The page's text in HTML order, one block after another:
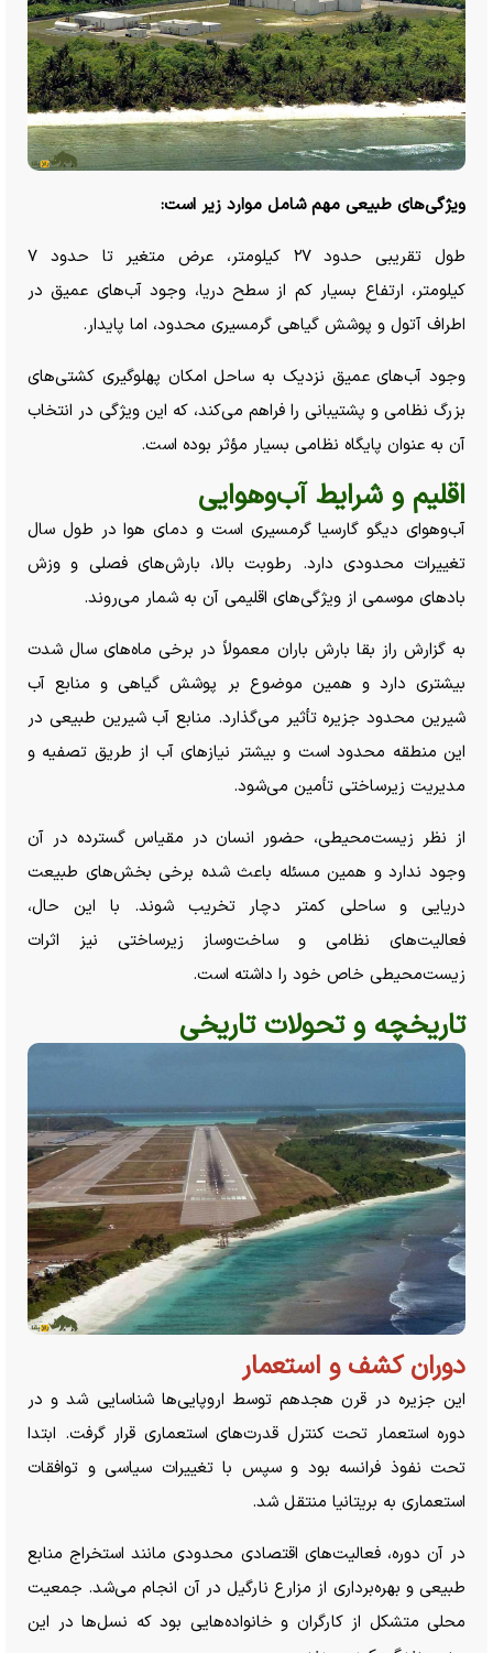
ویژگی‌های طبیعی مهم شامل موارد زیر است:
طول تقریبی حدود ۲۷ کیلومتر، عرض متغیر تا حدود ۷
کیلومتر، ارتفاع بسیار کم از سطح دریا، وجود آب‌های عمیق در
اطراف آتول و پوشش گیاهی گرمسیری محدود، اما پایدار.
وجود آب‌های عمیق نزدیک به ساحل امکان پهلوگیری کشتی‌های
بزرگ نظامی و پشتیبانی را فراهم می‌کند، که این ویژگی در انتخاب
آن به عنوان پایگاه نظامی بسیار مؤثر بوده است.
اقلیم و شرایط آب‌وهوایی
آب‌وهوای دیگو گارسیا گرمسیری است و دمای هوا در طول سال
تغییرات محدودی دارد. رطوبت بالا، بارش‌های فصلی و وزش
باد‌های موسمی از ویژگی‌های اقلیمی آن به شمار می‌روند.
به گزارش راز بقا بارش باران معمولاً در برخی ماه‌های سال شدت
بیشتری دارد و همین موضوع بر پوشش گیاهی و منابع آب
شیرین محدود جزیره تأثیر می‌گذارد. منابع آب شیرین طبیعی در
این منطقه محدود است و بیشتر نیاز‌های آب از طریق تصفیه و
مدیریت زیرساختی تأمین می‌شود.
از نظر زیست‌محیطی، حضور انسان در مقیاس گسترده در آن
وجود ندارد و همین مسئله باعث شده برخی بخش‌های طبیعت
دریایی و ساحلی کمتر دچار تخریب شوند. با این حال،
فعالیت‌های نظامی و ساخت‌وساز زیرساختی نیز اثرات
زیست‌محیطی خاص خود را داشته است.
تاریخچه و تحولات تاریخی
دوران کشف و استعمار
این جزیره در قرن هجدهم توسط اروپایی‌ها شناسایی شد و در
دوره استعمار تحت کنترل قدرت‌های استعماری قرار گرفت. ابتدا
تحت نفوذ فرانسه بود و سپس با تغییرات سیاسی و توافقات
استعماری به بریتانیا منتقل شد.
در آن دوره، فعالیت‌های اقتصادی محدودی مانند استخراج منابع
طبیعی و بهره‌برداری از مزارع نارگیل در آن انجام می‌شد. جمعیت
محلی متشکل از کارگران و خانواده‌هایی بود که نسل‌ها در این